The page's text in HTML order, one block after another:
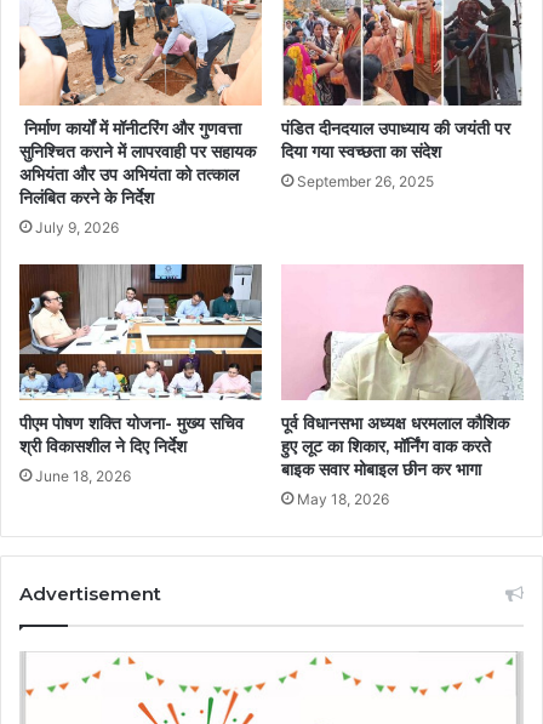
निर्माण कार्यों में मॉनीटरिंग और गुणवत्ता
सुनिश्चित कराने में लापरवाही पर सहायक
अभियंता और उप अभियंता को तत्काल
निलंबित करने के निर्देश
July 9, 2026
पंडित दीनदयाल उपाध्याय की जयंती पर
दिया गया स्वच्छता का संदेश
September 26, 2025
पीएम पोषण शक्ति योजना- मुख्य सचिव
श्री विकासशील ने दिए निर्देश
June 18, 2026
पूर्व विधानसभा अध्यक्ष धरमलाल कौशिक
हुए लूट का शिकार, मॉर्निंग वाक करते
बाइक सवार मोबाइल छीन कर भागा
May 18, 2026
Advertisement